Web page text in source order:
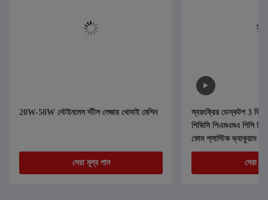
20W-50W স্টেইনলেস স্টীল লেজার খোদাই মেশিন
সেরা মূল্য পান
স্বয়ংক্রিয় ডেস্কটপ 3 ডি
পিভিসি পিএমএমএ পিসি
ফোম প্লাস্টিক ভ্যাকুয়াম
থার্মোফর্মিং মেশিন
সেরা